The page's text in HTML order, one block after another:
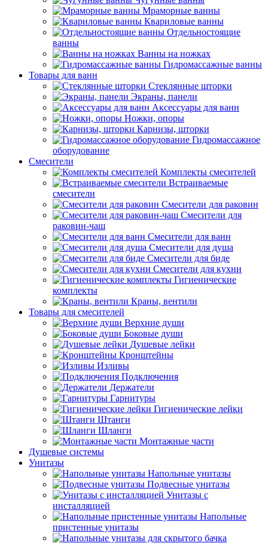
Мраморные ванны
Квариловые ванны
Отдельностоящие
ванны
Ванны на ножках
Гидромассажные ванны
Товары для ванн
Стеклянные шторки
Экраны, панели
Аксессуары для ванн
Ножки, опоры
Карнизы, шторки
Гидромассажное
оборудование
Смесители
Комплекты смесителей
Встраиваемые
смесители
Смесители для раковин
Смесители для
раковин-чаш
Смесители для ванн
Смесители для душа
Смесители для биде
Смесители для кухни
Гигиенические
комплекты
Краны, вентили
Товары для смесителей
Верхние души
Боковые души
Душевые лейки
Кронштейны
Изливы
Подключения
Держатели
Гарнитуры
Гигиенические лейки
Штанги
Шланги
Монтажные части
Душевые системы
Унитазы
Напольные унитазы
Подвесные унитазы
Унитазы с
инсталляцией
Напольные
пристенные унитазы